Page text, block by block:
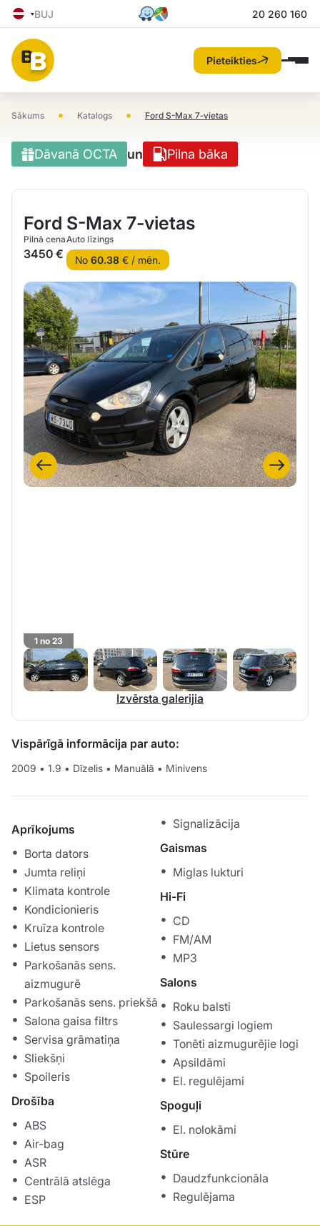
BUJ 20 260 160
Pieteikties
Sākums • Katalogs • Ford S-Max 7-vietas
Dāvanā OCTA un Pilna bāka
Ford S-Max 7-vietas
Pilnā cena
3450 €
Auto līzings
No 60.38€ / mēn.
1 no 23
Izvērsta galerijia
Vispārīgā informācija par auto:
2009 • 1.9 • Dīzelis • Manuālā • Minivens
Aprīkojums
Borta dators
Jumta reliņi
Klimata kontrole
Kondicionieris
Kruīza kontrole
Lietus sensors
Parkošanās sens.
aizmugurē
Parkošanās sens. priekšā
Salona gaisa filtrs
Servisa grāmatiņa
Sliekšņi
Spoileris
Drošība
ABS
Air-bag
ASR
Centrālā atslēga
ESP
Signalizācija
Gaismas
Miglas lukturi
Hi-Fi
CD
FM/AM
MP3
Salons
Roku balsti
Saulessargi logiem
Tonēti aizmugurējie logi
Apsildāmi
El. regulējami
Spoguļi
El. nolokāmi
Stūre
Daudzfunkcionāla
Regulējama